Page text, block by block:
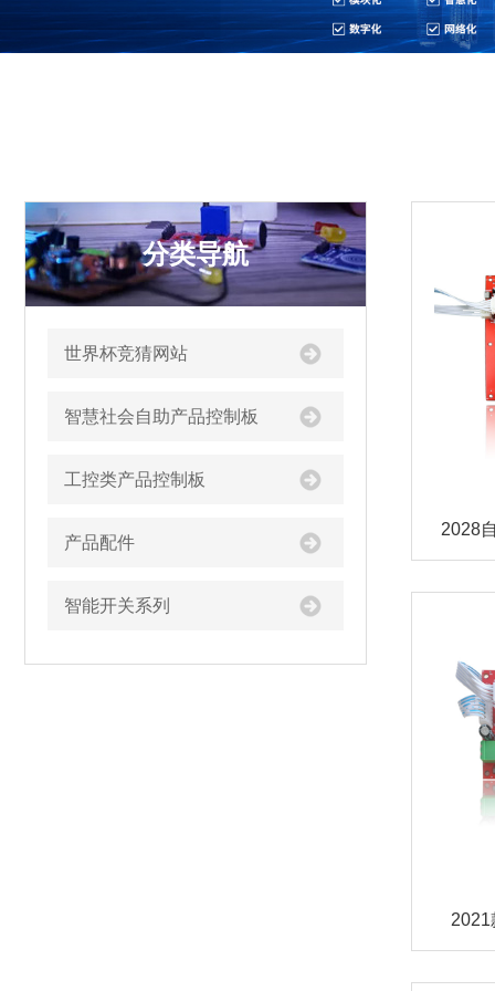
分类导航
世界杯竞猜网站
智慧社会自助产品控制板
工控类产品控制板
产品配件
智能开关系列
2028
2021